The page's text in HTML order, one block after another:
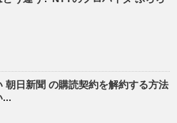
朝日新聞 の購読契約を解約する方法
...